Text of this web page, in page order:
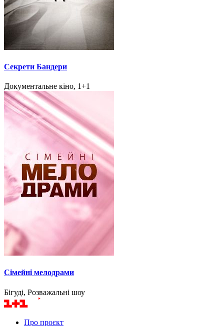
Секрети Бандери
Документальне кіно, 1+1
Сімейні мелодрами
Бігуді, Розважальні шоу
Про проєкт